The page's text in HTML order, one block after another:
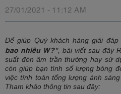
27/01/2021 - 11:12 AM
Để giúp Quý khách hàng giải đáp
bao nhiêu W?", bài viết sau đây
suất đèn âm trần thường hay sử
còn giúp bạn tính số lượng bóng
việc tính toán tổng lượng ánh
Tham khảo thông tin sau đây: